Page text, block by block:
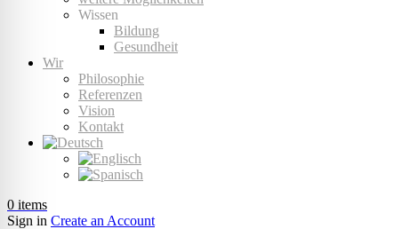
Wissen
Bildung
Gesundheit
Wir
Philosophie
Referenzen
Vision
Kontakt
0 items
Sign in Create an Account